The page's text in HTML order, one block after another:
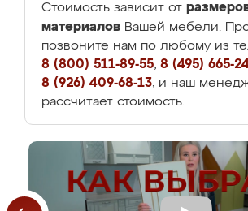
Стоимость зависит от
материалов Вашей мебели.
позвоните нам по любому из
8 (800) 511-89-55, 8 (495) 665-
8 (926) 409-68-13, и наш
рассчитает стоимость.